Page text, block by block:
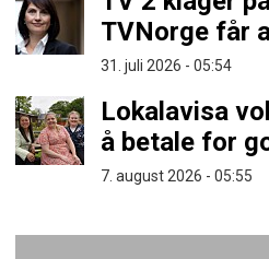
TVNorge får
31. juli 2026 - 05:54
Lokalavisa
å betale for
7. august 2026 - 05:55